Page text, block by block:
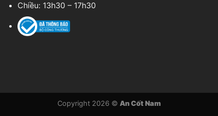
Chiều: 13h30 – 17h30
Copyright 2026 © An Cốt Nam